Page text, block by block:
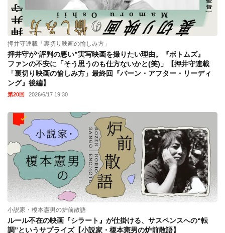
押井守連載「裏切り映画の愉しみ方」
押井守が“評判の悪い”実写映画を撮りたい理由。『ボトムズ』
ファンの不安に「そう思うのも仕方ないかと(笑)」【押井守連載
「裏切り映画の愉しみ方」最終回『バーン・アフター・リーディ
ング』後編】
第20回 2026/6/17 19:30
小説家・榎本憲男の炉前散語
ルール不在の映画『シラート』が仕掛ける、サスペンスへの“転
調”というサプライズ【小説家・榎本憲男の炉前散語】